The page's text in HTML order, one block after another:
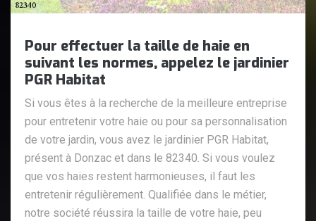
Pour effectuer la taille de haie en
suivant les normes, appelez le jardinier
PGR Habitat
Si vous êtes à la recherche de la meilleure entreprise
pour entretenir votre haie ou pour sa personnalisation
de votre jardin, vous avez le jardinier PGR Habitat,
présent à Donzac et dans le 82340. Si vous voulez
que vos haies restent harmonieuses, il faut les
entretenir régulièrement. Qualifiée dans le métier,
notre société réussira la taille de votre haie, peu